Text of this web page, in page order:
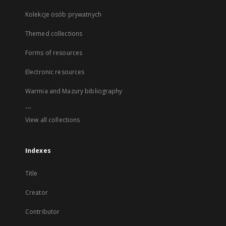
Kolekcje osób prywatnych
Themed collections
Forms of resources
Electronic resources
Warmia and Mazury bibliography
...
View all collections
Indexes
Title
Creator
Contributor